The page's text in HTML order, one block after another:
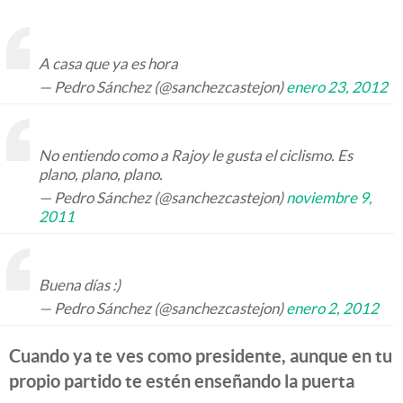
A casa que ya es hora
— Pedro Sánchez (@sanchezcastejon)enero 23, 2012
No entiendo como a Rajoy le gusta el ciclismo. Es
plano, plano, plano.
— Pedro Sánchez (@sanchezcastejon)noviembre 9,
2011
Buena días :)
— Pedro Sánchez (@sanchezcastejon)enero 2, 2012
Cuando ya te ves como presidente, aunque en tu
propio partido te estén enseñando la puerta